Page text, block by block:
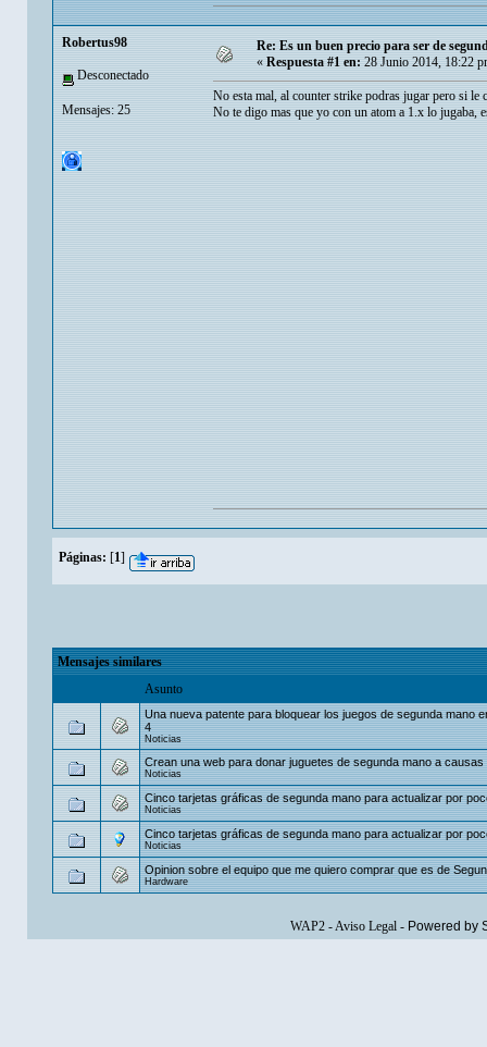
Robertus98
Desconectado
Mensajes: 25
Re: Es un buen precio para ser de
« Respuesta #1 en: 28 Junio 2014, 18:22
No esta mal, al counter strike podras jugar pero si le
No te digo mas que yo con un atom a 1.x lo jugaba,
Páginas: [1]
Mensajes similares
Asunto
Una nueva patente para bloquear los juegos de segunda mano
4
Noticias
Crean una web para donar juguetes de segunda mano a causas
Noticias
Cinco tarjetas gráficas de segunda mano para actualizar por
Noticias
Cinco tarjetas gráficas de segunda mano para actualizar por
Noticias
Opinion sobre el equipo que me quiero comprar que es de
Hardware
WAP2-Aviso Legal- Powered by